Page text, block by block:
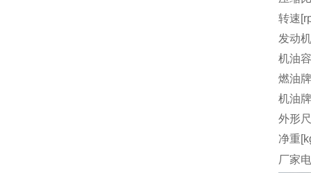
转速
发动
机油
燃油
机油
外形
净重
厂家